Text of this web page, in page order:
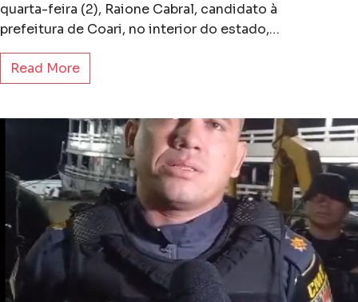
quarta-feira (2), Raione Cabral, candidato à
prefeitura de Coari, no interior do estado,…
Read More